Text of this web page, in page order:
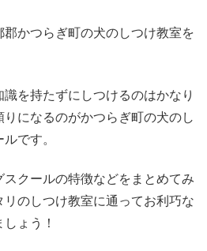
かつらぎ町の犬のしつけ教室を
を持たずにしつけるのはかなり
になるのがかつらぎ町の犬のし
です。
クールの特徴などをまとめてみ
リのしつけ教室に通ってお利巧な
ょう！